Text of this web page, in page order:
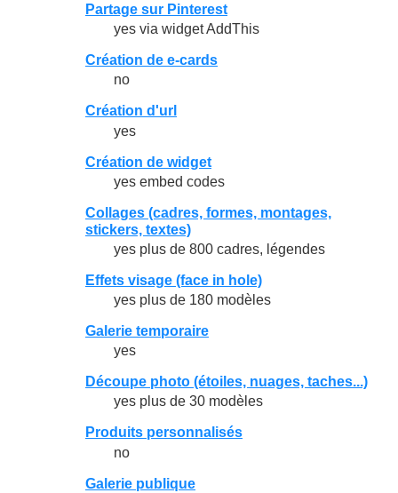
Partage sur Pinterest
yes via widget AddThis
Création de e-cards
no
Création d'url
yes
Création de widget
yes embed codes
Collages (cadres, formes, montages,
stickers, textes)
yes plus de 800 cadres, légendes
Effets visage (face in hole)
yes plus de 180 modèles
Galerie temporaire
yes
Découpe photo (étoiles, nuages, taches...)
yes plus de 30 modèles
Produits personnalisés
no
Galerie publique